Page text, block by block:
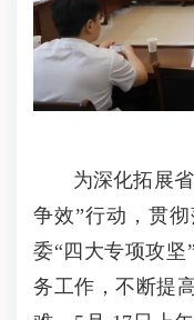
为深化拓展省
争效”行动，贯
委“四大专项攻坚
务工作，不断提